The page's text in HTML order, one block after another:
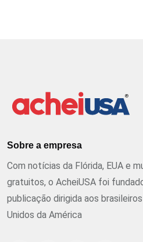
Sobre a empresa
Com notícias da Flórida, EUA e
gratuitos, o AcheiUSA foi
publicação dirigida aos
Unidos da América